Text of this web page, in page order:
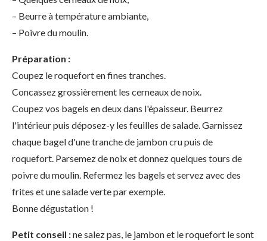
– Beurre à température ambiante,
– Poivre du moulin.
Préparation :
Coupez le roquefort en fines tranches.
Concassez grossièrement les cerneaux de noix.
Coupez vos bagels en deux dans l'épaisseur. Beurrez
l'intérieur puis déposez-y les feuilles de salade. Garnissez
chaque bagel d'une tranche de jambon cru puis de
roquefort. Parsemez de noix et donnez quelques tours de
poivre du moulin. Refermez les bagels et servez avec des
frites et une salade verte par exemple.
Bonne dégustation !
Petit conseil :ne salez pas, le jambon et le roquefort le sont